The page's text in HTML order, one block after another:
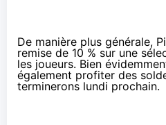
De manière plus générale,
remise de 10 % sur une
les joueurs. Bien
également profiter des
terminerons lundi prochain.